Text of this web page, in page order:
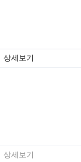
상세보기
상세보기